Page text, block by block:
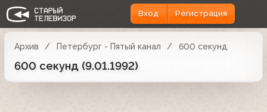
Вход Регистрация
Архив Петербург - Пятый канал 600 секунд
600 секунд (9.01.1992)